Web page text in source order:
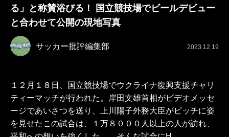
る」と称賛浴びる！ 国立競技場でビールデビュー
と合わせて公開の現地写真
サッカー批評編集部 2023.12.19
１２月１８日、国立競技場でウクライナ復興支援チャリ
ティーマッチが行われた。岸田文雄首相がビデオメッセ
ージであいさつを送り、上川陽子外務大臣がピッチに姿
を見せたこの試合は、１万８０００人以上の人が訪れ、